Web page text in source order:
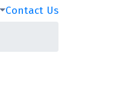
Contact Us